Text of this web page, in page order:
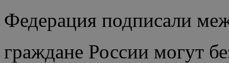
Федерация подписали
граждане России могут